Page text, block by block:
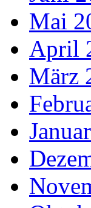
Mai
April
März